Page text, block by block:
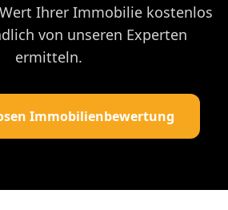
Ihrer Immobilie kostenlos
von unseren Experten
ermitteln.
Immobilienbewertung